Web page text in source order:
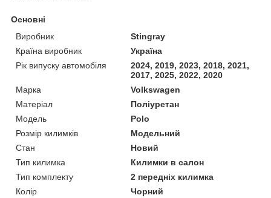
Основні
Виробник
Stingray
Країна виробник
Україна
Рік випуску автомобіля
2024, 2019, 2023, 2018, 2021,
2017, 2025, 2022, 2020
Марка
Volkswagen
Матеріал
Поліуретан
Модель
Polo
Розмір килимків
Модельний
Стан
Новий
Тип килимка
Килимки в салон
Тип комплекту
2 передніх килимка
Колір
Чорний